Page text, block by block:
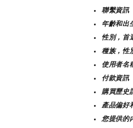
聯繫資訊
年齡和出
性別，首
種族，性
使用者名
付款資訊
購買歷史
產品偏好
您提供的